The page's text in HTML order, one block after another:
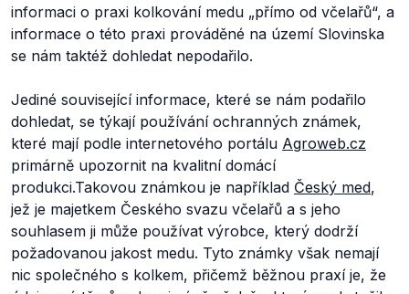
informaci o praxi kolkování medu „přímo od včelařů“, a
informace o této praxi prováděné na území Slovinska
se nám taktéž dohledat nepodařilo.
Jediné související informace, které se nám podařilo
dohledat, se týkají používání ochranných známek,
které mají podle internetového portálu Agroweb.cz
primárně upozornit na kvalitní domácí
produkci.Takovou známkou je například Český med,
jež je majetkem Českého svazu včelařů a s jeho
souhlasem ji může používat výrobce, který dodrží
požadovanou jakost medu. Tyto známky však nemají
nic společného s kolkem, přičemž běžnou praxí je, že